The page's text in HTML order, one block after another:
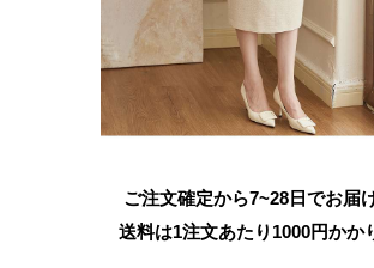
ご注文確定から7~28日でお届
送料は1注文あたり 1000円かか